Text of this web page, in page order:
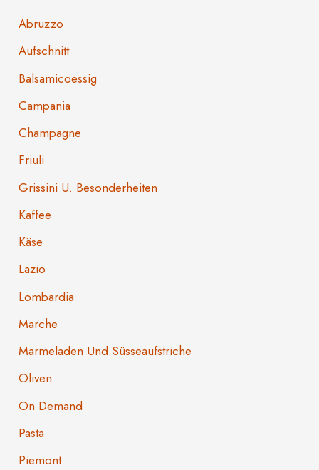
Abruzzo
Aufschnitt
Balsamicoessig
Campania
Champagne
Friuli
Grissini U. Besonderheiten
Kaffee
Käse
Lazio
Lombardia
Marche
Marmeladen Und Süsseaufstriche
Oliven
On Demand
Pasta
Piemont